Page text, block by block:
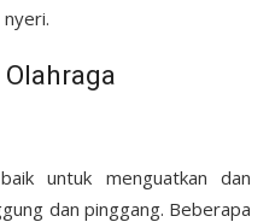
untuk menguatkan dan
dan pinggang. Beberapa